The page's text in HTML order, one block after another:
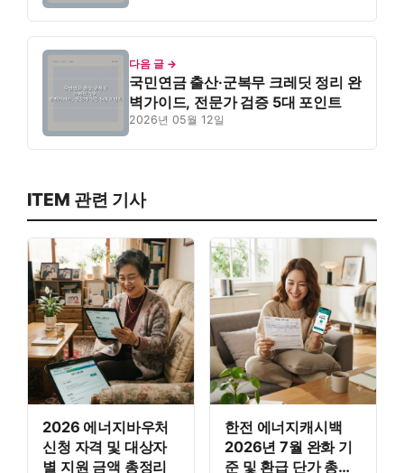
다음 글 →
국민연금 출산·군복무 크레딧 정리 완
벽가이드, 전문가 검증 5대 포인트
2026년 05월 12일
ITEM 관련 기사
2026 에너지바우처
신청 자격 및 대상자
별 지원 금액 총정리
한전 에너지캐시백
2026년 7월 완화 기
준 및 환급 단가 총정